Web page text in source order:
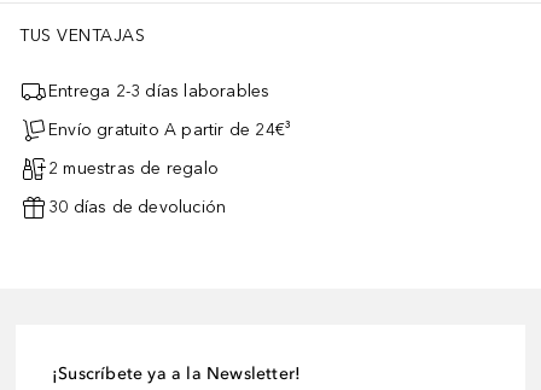
TUS VENTAJAS
Entrega 2-3 días laborables
Envío gratuito A partir de 24€³
2 muestras de regalo
30 días de devolución
¡Suscríbete ya a la Newsletter!